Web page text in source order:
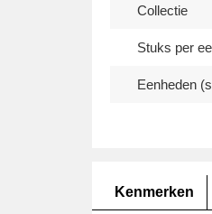
Collectie
Stuks per
Eenheden
Kenmerken